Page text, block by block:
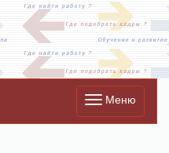
Меню